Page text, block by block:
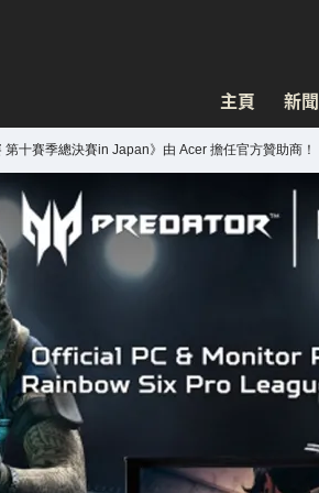
主頁 新聞
第十賽季總決賽in Japan》由 Acer 擔任官方贊助商！